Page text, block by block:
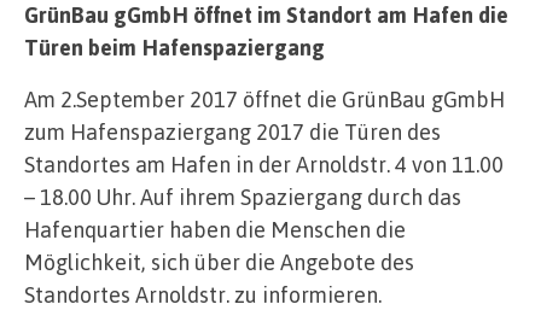
GrünBau gGmbH öffnet im Standort am Hafen die
Türen beim Hafenspaziergang
Am 2.September 2017 öffnet die GrünBau gGmbH
zum Hafenspaziergang 2017 die Türen des
Standortes am Hafen in der Arnoldstr. 4 von 11.00
– 18.00 Uhr. Auf ihrem Spaziergang durch das
Hafenquartier haben die Menschen die
Möglichkeit, sich über die Angebote des
Standortes Arnoldstr. zu informieren.